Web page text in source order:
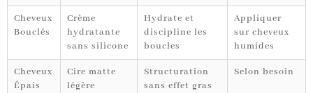
Cheveux
Bouclés
Crème
hydratante
sans silicone
Hydrate et
discipline les
boucles
Appliquer
sur cheveux
humides
Cheveux
Épais
Cire matte
légère
Structuration
sans effet gras
Selon besoin